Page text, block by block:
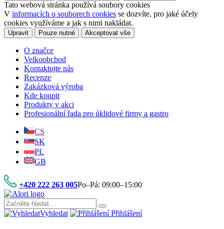
Tato webová stránka používá soubory cookies
V informacích o souborech cookies se dozvíte, pro jaké účely
cookies využíváme a jak s nimi nakládat.
Upravit Pouze nutné Akceptovat vše
O značce
Velkoobchod
Kontaktujte nás
Recenze
Zakázková výroba
Kde koupit
Produkty v akci
Profesionální řada pro úklidové firmy a gastro
CS
SK
PL
GB
+420 222 263 005Po–Pá: 09:00–15:00
Vyhledat Přihlášení